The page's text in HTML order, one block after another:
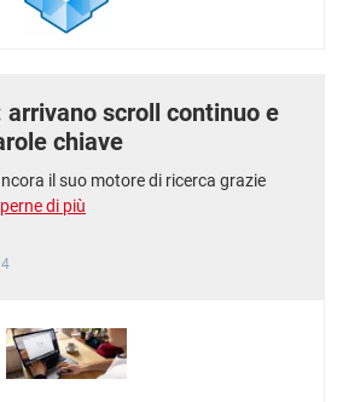
arrivano scroll continuo e
chiave
il suo motore di ricerca grazie
di più